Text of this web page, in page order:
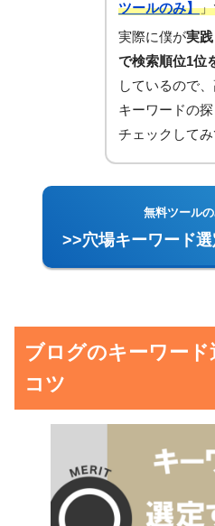
ツールのみ】
実際に僕が実
で検索順位1位
しているので
キーワードの
チェックしてみ
無料ツール
>>穴場キーワード
ブログのキーワー
コツ